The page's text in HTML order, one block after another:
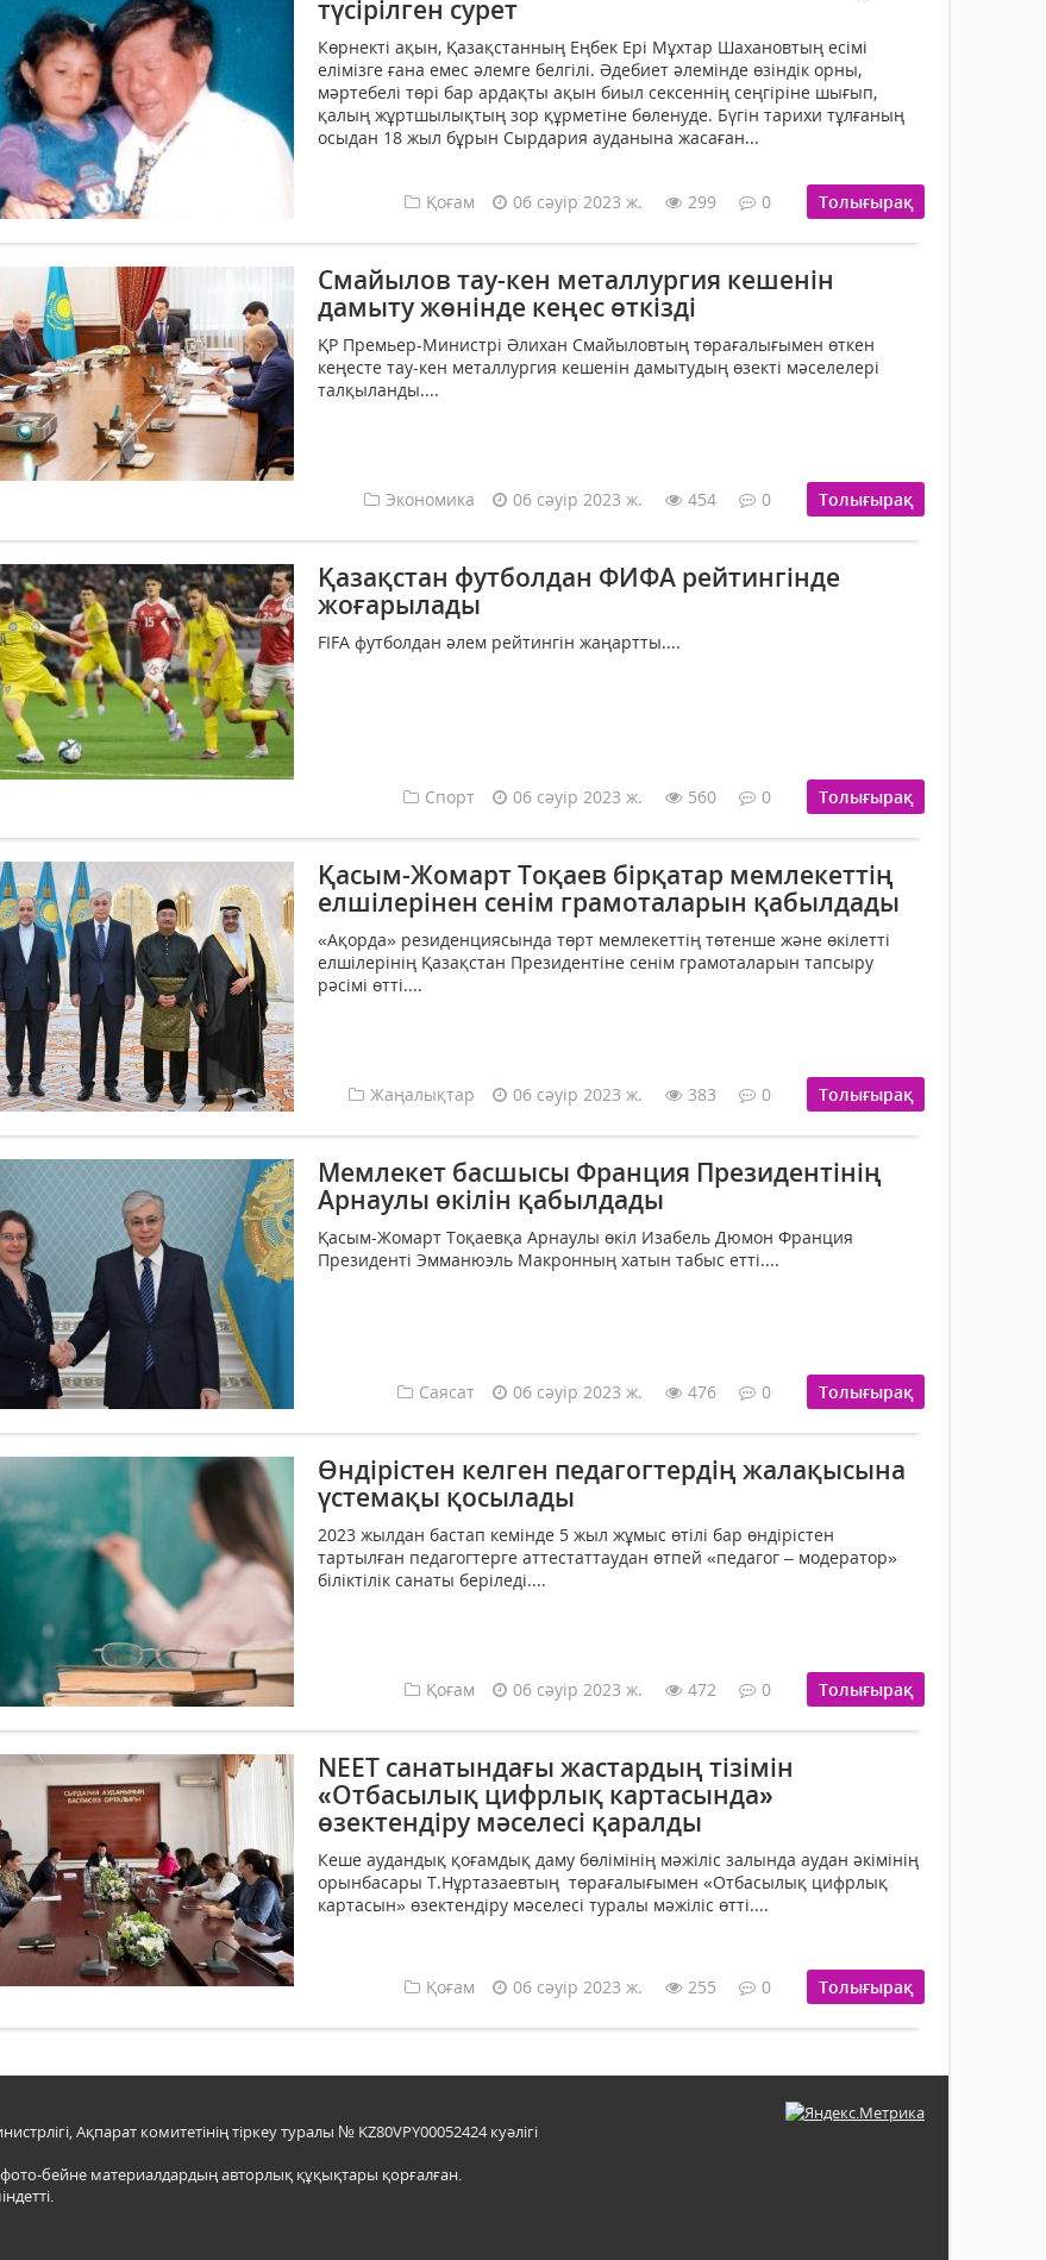
түсірілген сурет
Көрнекті ақын, Қазақстанның Еңбек Ері Мұхтар Шахановтың есімі
елімізге ғана емес әлемге белгілі. Әдебиет әлемінде өзіндік орны,
мәртебелі төрі бар ардақты ақын биыл сексеннің сеңгіріне шығып,
қалың жұртшылықтың зор құрметіне бөленуде. Бүгін тарихи тұлғаның
осыдан 18 жыл бұрын Сырдария ауданына жасаған...
Қоғам 06 сәуір 2023 ж. 299 0 Толығырақ
Смайылов тау-кен металлургия кешенін
дамыту жөнінде кеңес өткізді
ҚР Премьер-Министрі Әлихан Смайыловтың төрағалығымен өткен
кеңесте тау-кен металлургия кешенін дамытудың өзекті мәселелері
талқыланды....
Экономика 06 сәуір 2023 ж. 454 0 Толығырақ
Қазақстан футболдан ФИФА рейтингінде
жоғарылады
FIFA футболдан әлем рейтингін жаңартты....
Спорт 06 сәуір 2023 ж. 560 0 Толығырақ
Қасым-Жомарт Тоқаев бірқатар мемлекеттің
елшілерінен сенім грамоталарын қабылдады
«Ақорда» резиденциясында төрт мемлекеттің төтенше және өкілетті
елшілерінің Қазақстан Президентіне сенім грамоталарын тапсыру
рәсімі өтті....
Жаңалықтар 06 сәуір 2023 ж. 383 0 Толығырақ
Мемлекет басшысы Франция Президентінің
Арнаулы өкілін қабылдады
Қасым-Жомарт Тоқаевқа Арнаулы өкіл Изабель Дюмон Франция
Президенті Эмманюэль Макронның хатын табыс етті....
Саясат 06 сәуір 2023 ж. 476 0 Толығырақ
Өндірістен келген педагогтердің жалақысына
үстемақы қосылады
2023 жылдан бастап кемінде 5 жыл жұмыс өтілі бар өндірістен
тартылған педагогтерге аттестаттаудан өтпей «педагог – модератор»
біліктілік санаты беріледі....
Қоғам 06 сәуір 2023 ж. 472 0 Толығырақ
NEET санатындағы жастардың тізімін
«Отбасылық цифрлық картасында»
өзектендіру мәселесі қаралды
Кеше аудандық қоғамдық даму бөлімінің мәжіліс залында аудан әкімінің
орынбасары Т.Нұртазаевтың төрағалығымен «Отбасылық цифрлық
картасын» өзектендіру мәселесі туралы мәжіліс өтті....
Қоғам 06 сәуір 2023 ж. 255 0 Толығырақ
Ақпарат комитетінің тіркеу туралы № KZ80VPY00052424 куәлігі
бейне материалдардың авторлық құқықтары қорғалған.